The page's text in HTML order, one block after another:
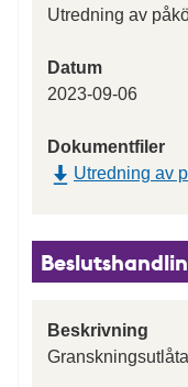
Utredning av
Datum
2023-09-06
Dokumentfiler
Utredning av
Beskrivning